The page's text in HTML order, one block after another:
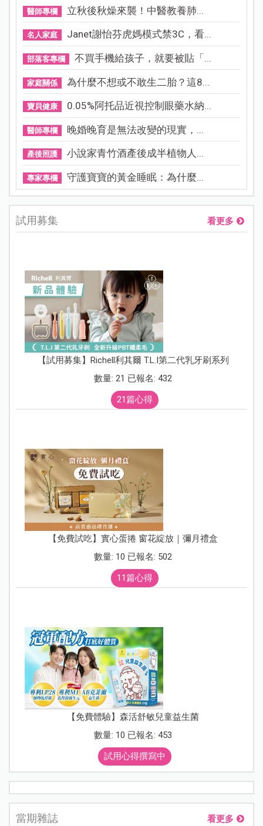
醫師專欄 立秋後秋燥來襲！中醫教養肺...
名人家庭 Janet謝怡芬虎媽模式禁3C，看...
部落客專欄 不買手機給孩子，就要被貼「...
家庭關係 為什麼不想或不敢生二胎？這8...
寶貝健康 0.05%阿托品近視控制眼藥水納...
醫師專欄 晚婚晚育是無法改變的現實，...
產後照護 小說家青竹酒產後成半植物人...
專家專欄 守護寶寶的黃金睡眠：為什麼...
試用募集 看更多
【試用募集】Richell利其爾 T.L.I第二代乳牙刷系列
數量: 21 已報名: 432
21篇心得
【免費試吃】實心蛋捲 窗花綻放｜彌月禮盒
數量: 10 已報名: 502
11篇心得
【免費體驗】森活舒敏兒童益生菌
數量: 10 已報名: 453
試用心得撰寫中
當期雜誌 看更多